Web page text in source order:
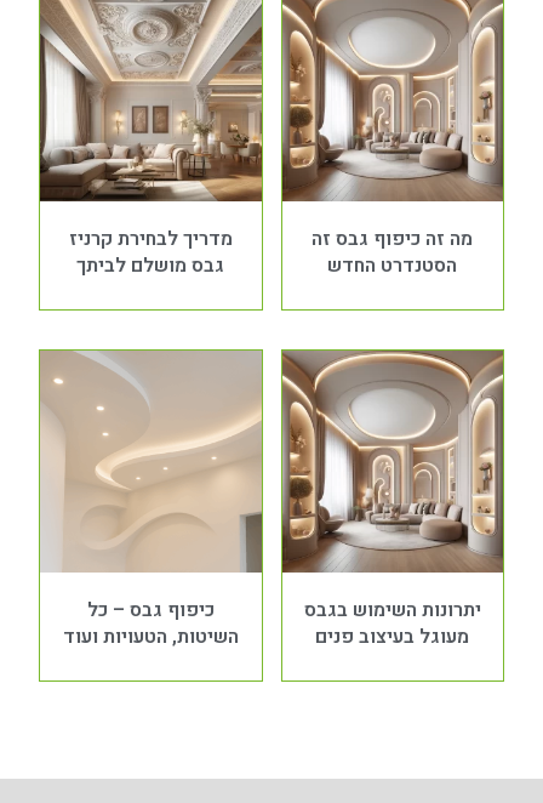
מה זה כיפוף גבס זה
הסטנדרט החדש
מדריך לבחירת קרניז
גבס מושלם לביתך
יתרונות השימוש בגבס
מעוגל בעיצוב פנים
כיפוף גבס – כל
השיטות, הטעויות ועוד